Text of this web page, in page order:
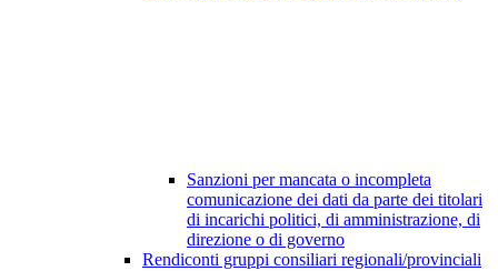
Sanzioni per mancata o incompleta
comunicazione dei dati da parte dei titolari
di incarichi politici, di amministrazione, di
direzione o di governo
Rendiconti gruppi consiliari regionali/provinciali